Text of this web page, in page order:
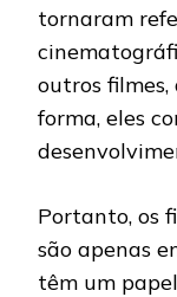
tornaram
outros
forma, eles
Portanto, os
são apenas
têm um